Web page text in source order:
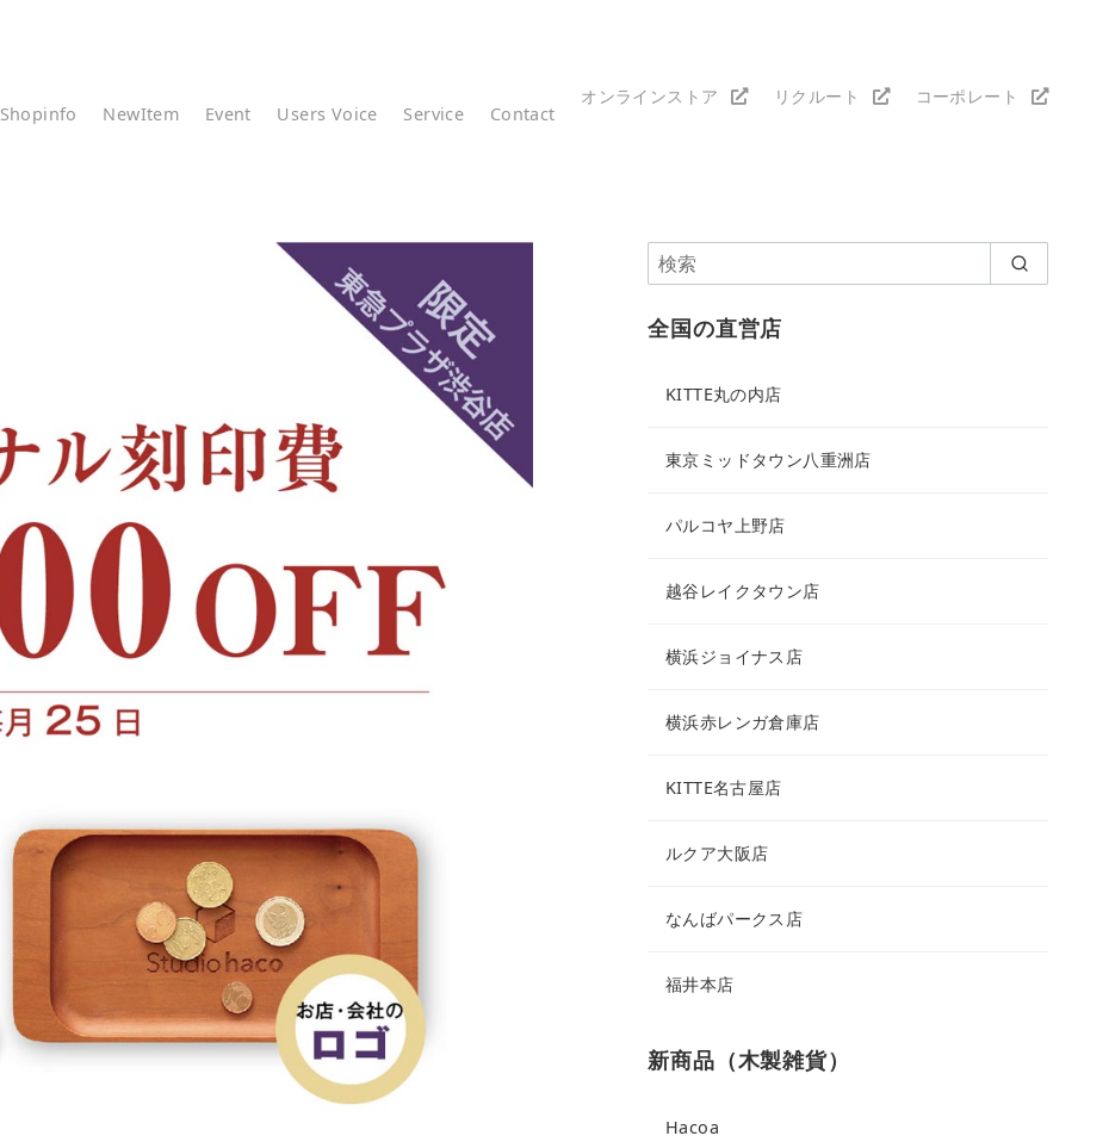
Shopinfo NewItem Event Users Voice Service Contact
オンラインストア リクルート コーポレート
全国の直営店
KITTE丸の内店
東京ミッドタウン八重洲店
パルコヤ上野店
越谷レイクタウン店
横浜ジョイナス店
横浜赤レンガ倉庫店
KITTE名古屋店
ルクア大阪店
なんばパークス店
福井本店
新商品（木製雑貨）
Hacoa